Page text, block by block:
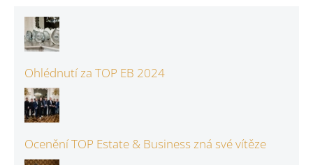
Ohlédnutí za TOP EB 2024
Ocenění TOP Estate & Business zná své vítěze